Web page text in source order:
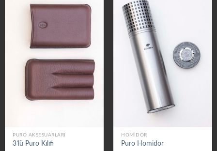
PURO AKSESUARLARI
3’lü Puro Kılıfı
HOMIDOR
Puro Homidor